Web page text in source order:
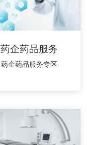
药企药品服务
药企药品服务专区